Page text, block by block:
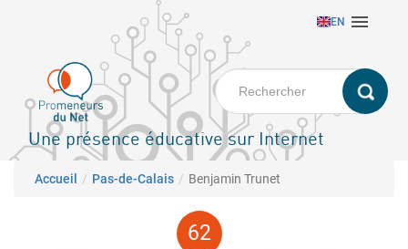
principal
EN 
Une présence éducative sur Internet
Fil d'Ariane
Accueil Pas-de-Calais Benjamin Trunet